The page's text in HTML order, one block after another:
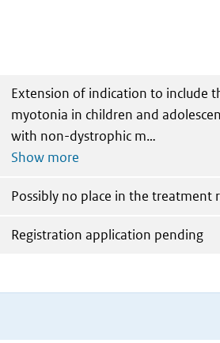
Extension of indication to include
myotonia in children and
with non-dystrophic m
Possibly no place in the treatment
Registration application pending